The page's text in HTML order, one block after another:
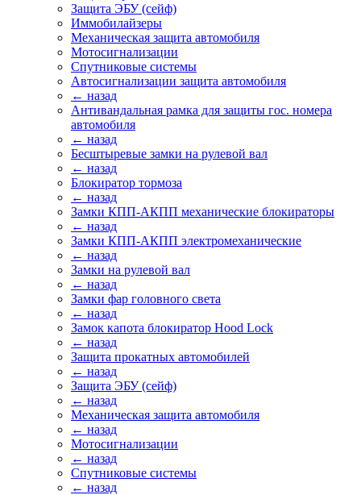
Защита ЭБУ (сейф)
Иммобилайзеры
Механическая защита автомобиля
Мотосигнализации
Спутниковые системы
Автосигнализации защита автомобиля
← назад
Антивандальная рамка для защиты гос. номера
автомобиля
← назад
Бесштыревые замки на рулевой вал
← назад
Блокиратор тормоза
← назад
Замки КПП-АКПП механические блокираторы
← назад
Замки КПП-АКПП электромеханические
← назад
Замки на рулевой вал
← назад
Замки фар головного света
← назад
Замок капота блокиратор Hood Lock
← назад
Защита прокатных автомобилей
← назад
Защита ЭБУ (сейф)
← назад
Механическая защита автомобиля
← назад
Мотосигнализации
← назад
Спутниковые системы
← назад